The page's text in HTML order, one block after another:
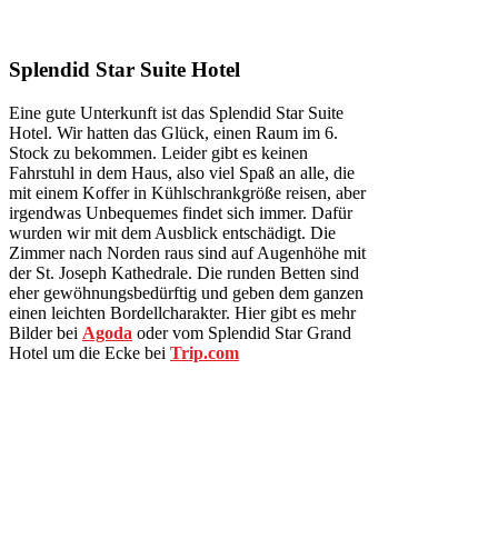
Splendid Star Suite Hotel
Eine gute Unterkunft ist das Splendid Star Suite
Hotel. Wir hatten das Glück, einen Raum im 6.
Stock zu bekommen. Leider gibt es keinen
Fahrstuhl in dem Haus, also viel Spaß an alle, die
mit einem Koffer in Kühlschrankgröße reisen, aber
irgendwas Unbequemes findet sich immer. Dafür
wurden wir mit dem Ausblick entschädigt. Die
Zimmer nach Norden raus sind auf Augenhöhe mit
der St. Joseph Kathedrale. Die runden Betten sind
eher gewöhnungsbedürftig und geben dem ganzen
einen leichten Bordellcharakter. Hier gibt es mehr
Bilder bei Agoda oder vom Splendid Star Grand
Hotel um die Ecke bei Trip.com